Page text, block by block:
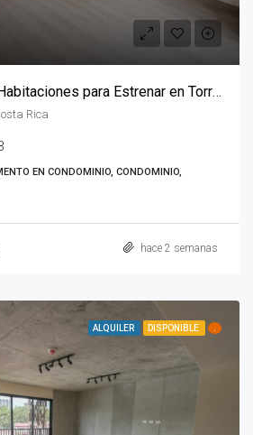
Apartamento de 2 Habitaciones para Estrenar en Torre JANE, Rohrmoser
Rica
EN CONDOMINIO, CONDOMINIO,
hace 2 semanas
ALQUILER DISPONIBLE .